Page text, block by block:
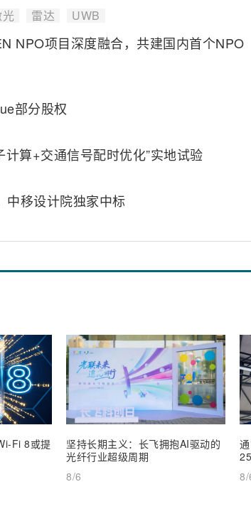
光 雷达 UWB
NPO项目深度融合，共建国内首个NPO
部分股权
算+交通信号配时优化”实地试验
中移设计院独家中标
Fi 8或提
坚持长期主义：长飞拥抱AI驱动的
光纤行业超级周期
8/6
8/